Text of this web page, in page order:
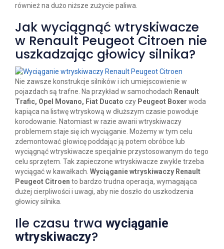
również na dużo niższe zużycie paliwa.
Jak wyciągnąć wtryskiwacze
w Renault Peugeot Citroen nie
uszkadzając głowicy silnika?
Nie zawsze konstrukcje silników i ich umiejscowienie w
pojazdach są trafne. Na przykład w samochodach Renault
Trafic, Opel Movano, Fiat Ducato czy Peugeot Boxer woda
kapiąca na listwę wtryskową w dłuższym czasie powoduje
korodowanie. Natomiast w razie awarii wtryskiwaczy
problemem staje się ich wyciąganie. Możemy w tym celu
zdemontować głowicę poddając ją potem obróbce lub
wyciągnąć wtryskiwacze specjalnie przystosowanym do tego
celu sprzętem. Tak zapieczone wtryskiwacze zwykle trzeba
wyciągać w kawałkach. Wyciąganie wtryskiwaczy Renault
Peugeot Citroen to bardzo trudna operacja, wymagająca
dużej cierpliwości i uwagi, aby nie doszło do uszkodzenia
głowicy silnika.
Ile czasu trwa wyciąganie
wtryskiwaczy?